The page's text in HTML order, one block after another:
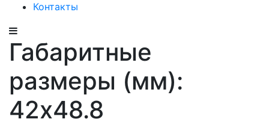
Контакты
Габаритные
размеры (мм):
42x48.8